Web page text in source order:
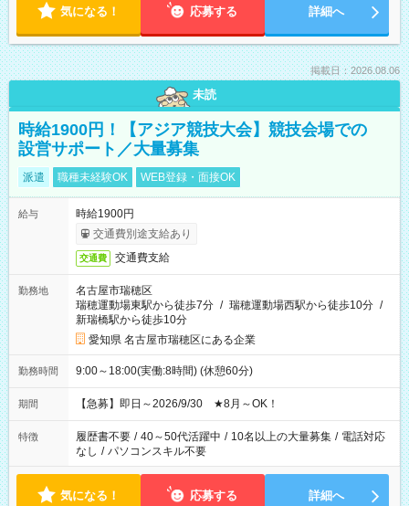
気になる！ 応募する 詳細へ
掲載日：2026.08.06
未読
時給1900円！【アジア競技大会】競技会場での
設営サポート／大量募集
派遣 職種未経験OK WEB登録・面接OK
給与
時給1900円
交通費別途支給あり
交通費 交通費支給
勤務地
名古屋市瑞穂区
瑞穂運動場東駅から徒歩7分 / 瑞穂運動場西駅から徒歩10分 /
新瑞橋駅から徒歩10分
愛知県 名古屋市瑞穂区にある企業
勤務時間 9:00～18:00(実働:8時間) (休憩60分)
期間 【急募】即日～2026/9/30 ★8月～OK！
特徴 履歴書不要 / 40～50代活躍中 / 10名以上の大量募集 / 電話対応
なし / パソコンスキル不要
気になる！ 応募する 詳細へ